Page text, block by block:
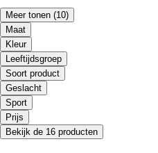
Meer tonen (10)
Maat
Kleur
Leeftijdsgroep
Soort product
Geslacht
Sport
Prijs
Bekijk de 16 producten